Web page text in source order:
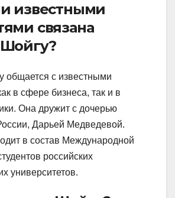
известными
связана
общается с известными
в сфере бизнеса, так и в
Она дружит с дочерью
Дарьей Медведевой.
в состав Международной
российских
университетов.